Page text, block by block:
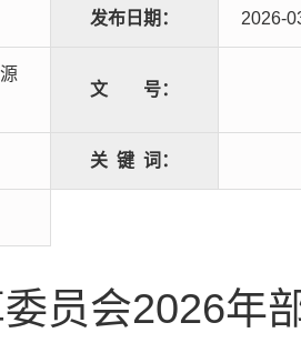
发布日期： 2026-
文 号：
关 键 词：
员会2026年